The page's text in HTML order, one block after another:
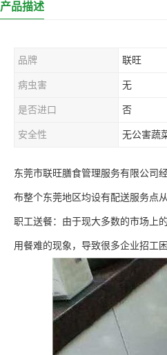
产品描述
品牌 联旺
病虫害 无
是否进口 否
安全性 无公害蔬
东莞市联旺膳食管理服务有限公司
布整个东莞地区均设有配送服务点
职工送餐：由于现大多数的市场上
用餐难的现象，导致很多企业招工